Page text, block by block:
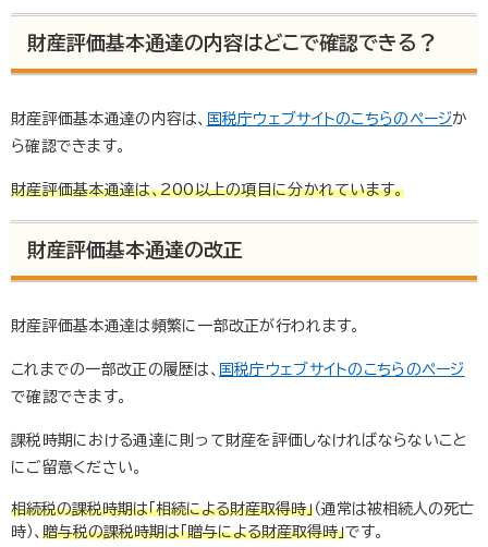
財産評価基本通達の内容はどこで確認できる？
財産評価基本通達の内容は、 国税庁ウェブサイトのこちらのページか
ら確認できます。
財産評価基本通達は、200以上の項目に分かれています。
財産評価基本通達の改正
財産評価基本通達は頻繁に一部改正が行われます。
これまでの一部改正の履歴は、 国税庁ウェブサイトのこちらのページ
で確認できます。
課税時期における通達に則って財産を評価しなければならないこと
にご留意ください。
相続税の課税時期は「相続による財産取得時」（通常は被相続人の死亡
時）、 贈与税の課税時期は「贈与による財産取得時」です。